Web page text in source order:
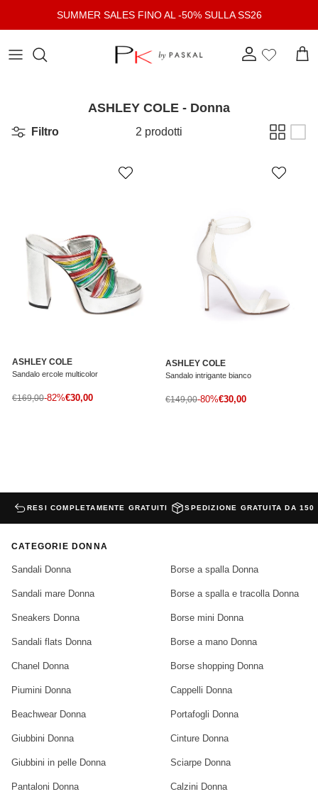
SUMMER SALES FINO AL -50% SULLA SS26
Account
ASHLEY COLE - Donna
Filtro 2 prodotti
ASHLEY COLE
Sandalo ercole multicolor
Prezzo di vendita
€30,00
Prezzo normale
€169,00-82%
ASHLEY COLE
Sandalo intrigante bianco
Prezzo di vendita
€30,00
Prezzo normale
€149,00-80%
RESI COMPLETAMENTE GRATUITI SPEDIZIONE GRATUITA DA 150
CATEGORIE DONNA
Sandali Donna
Sandali mare Donna
Sneakers Donna
Sandali flats Donna
Chanel Donna
Piumini Donna
Beachwear Donna
Giubbini Donna
Giubbini in pelle Donna
Pantaloni Donna
Borse a spalla Donna
Borse a spalla e tracolla Donna
Borse mini Donna
Borse a mano Donna
Borse shopping Donna
Cappelli Donna
Portafogli Donna
Cinture Donna
Sciarpe Donna
Calzini Donna